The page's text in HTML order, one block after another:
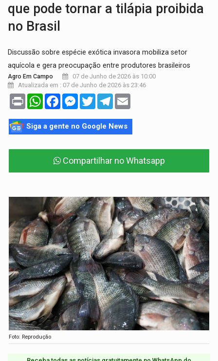
que pode tornar a tilápia proibida
no Brasil
Discussão sobre espécie exótica invasora mobiliza setor
aquícola e gera preocupação entre produtores brasileiros
Agro Em Campo
07 de Junho de 2026 às 10:00
Atualizada em : 07 de Junho de 2026 às 23:46
Print WhatsAppFacebookMessenger
TwitterTelegram
Siga a gente no Google News
Compartilhar no Whatsapp
Foto: Reprodução